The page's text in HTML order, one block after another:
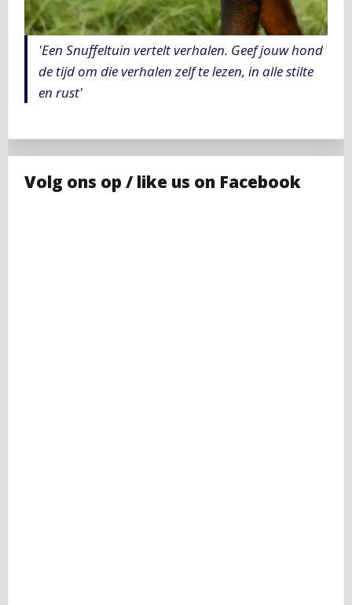
'Een Snuffeltuin vertelt verhalen. Geef jouw hond
de tijd om die verhalen zelf te lezen, in alle stilte
en rust'
Volg ons op / like us on Facebook